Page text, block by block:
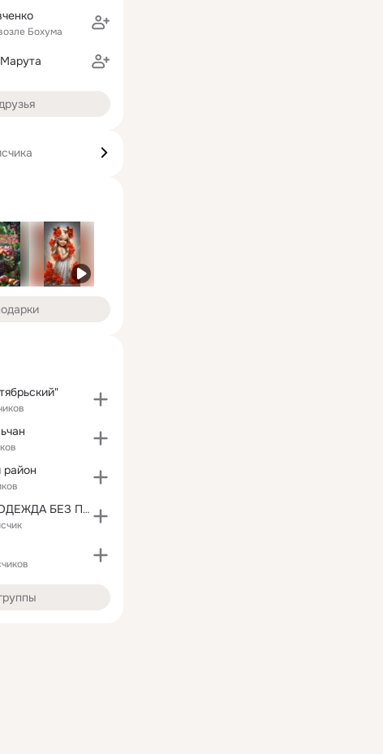
Бохума
район
ЖЕНСКАЯ ОДЕЖДА БЕЗ ПРЕДОПЛАТЫ!!!